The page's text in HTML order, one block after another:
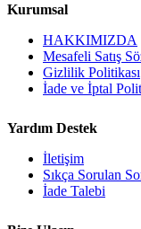
Kurumsal
HAKKIMIZDA
Mesafeli Satış
Gizlilik Politikası
İade ve İptal
Yardım Destek
İletişim
Sıkça Sorulan
İade Talebi